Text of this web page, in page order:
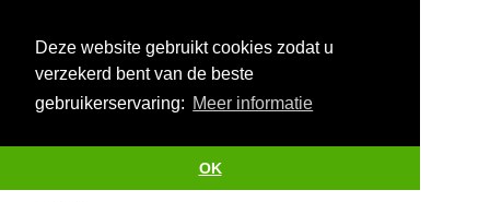
Deze website gebruikt cookies zodat u
verzekerd bent van de beste
gebruikerservaring: Meer informatie
OK